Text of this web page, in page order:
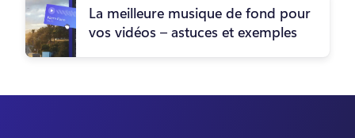
La meilleure musique de fond pour
vos vidéos – astuces et exemples